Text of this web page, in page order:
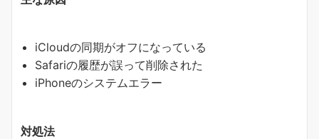
iCloudの同期がオフになっている
Safariの履歴が誤って削除された
iPhoneのシステムエラー
対処法